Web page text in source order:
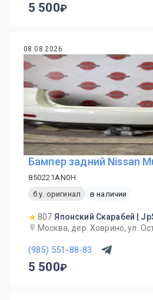
5 500
08.08.2026
Бампер задний Nissan
850221AN0H
б.у. оригинал
в наличии
807 Японский Скарабей |
Москва, дер. Ховрино, ул.
(985) 551-88-83
5 500